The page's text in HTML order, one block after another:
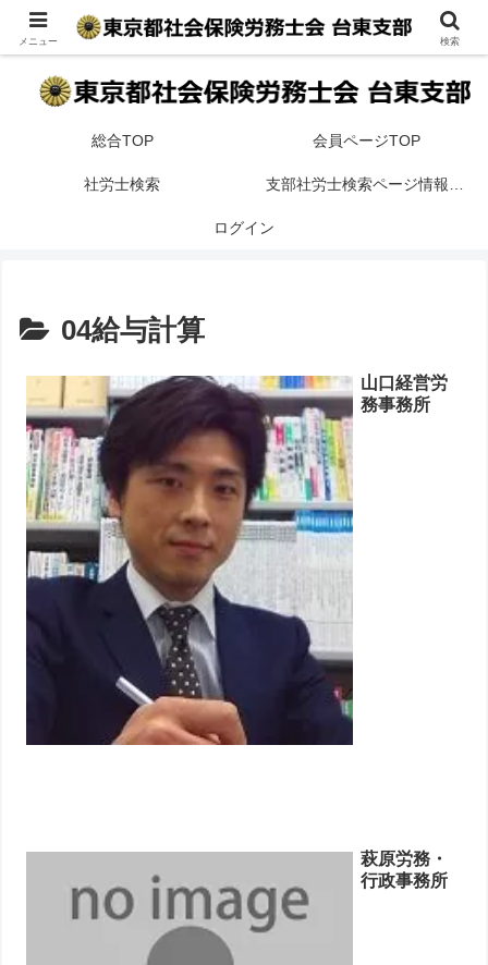
台東区内の開業・法人社会保険労務士事務所を地区・得意分野で検索が可
能です。
総合TOP 会員ページTOP
社労士検索
ログイン
04給与計算
山口経営労
務事務所
萩原労務・
行政事務所
メニュー 検索